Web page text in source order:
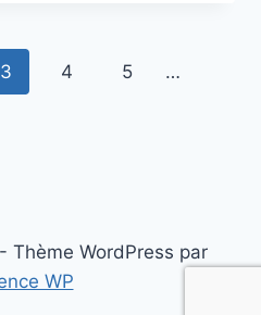
3 4 5 …
Thème WordPress par
WP